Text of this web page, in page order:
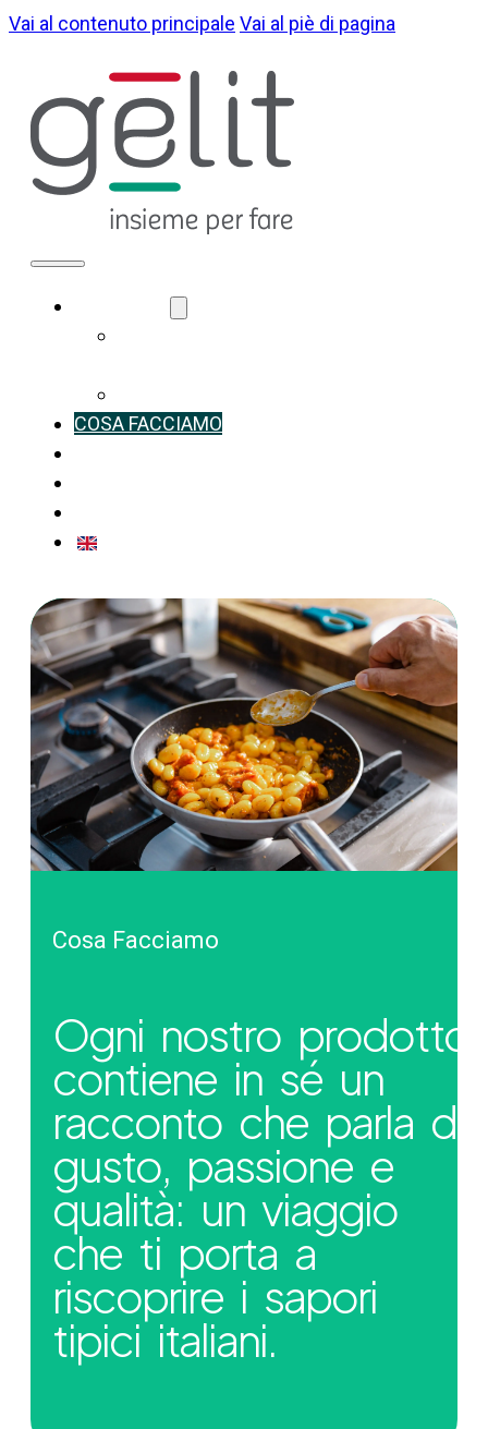
Vai al contenuto principale Vai al piè di pagina
COSA FACCIAMO
Cosa Facciamo
Ogni nostro prodotto
contiene in sé un
racconto che parla di
gusto, passione e
qualità: un viaggio
che ti porta a
riscoprire i sapori
tipici italiani.